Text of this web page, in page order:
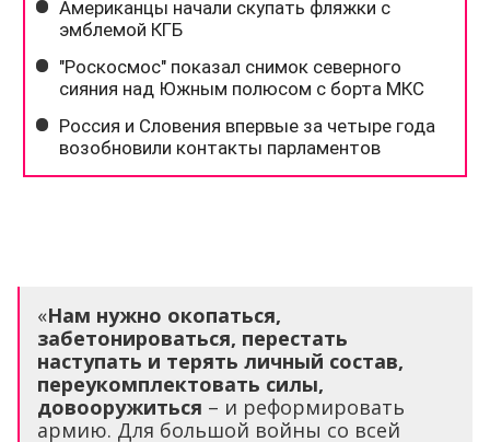
«Нам нужно окопаться,
забетонироваться, перестать
наступать и терять личный состав,
переукомплектовать силы,
довооружиться – и реформировать
армию. Для большой войны со всей